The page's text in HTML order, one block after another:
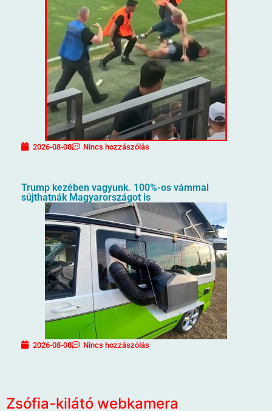
2026-08-08 Nincs hozzászólás
Trump kezében vagyunk. 100%-os vámmal
sújthatnák Magyarországot is
2026-08-08 Nincs hozzászólás
Zsófia-kilátó webkamera